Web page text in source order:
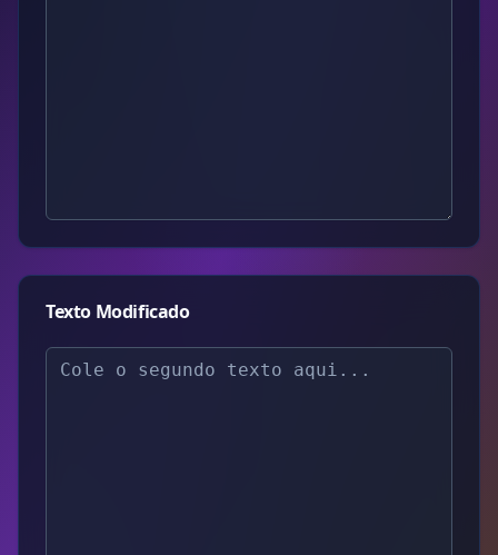
Texto Modificado